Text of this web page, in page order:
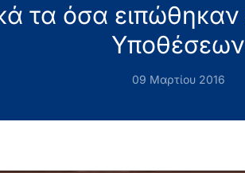
τα όσα
Υποθέσεων
09 Μαρτίου 2016